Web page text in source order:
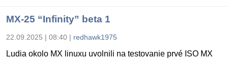
MX-25 “Infinity” beta 1
22.09.2025 | 08:40 | redhawk1975
Ludia okolo MX linuxu uvolnili na testovanie prvé ISO MX